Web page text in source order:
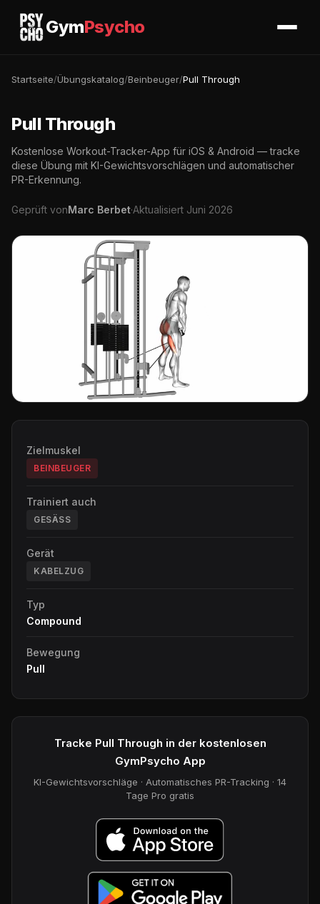
GymPsycho
Startseite/Übungskatalog/Beinbeuger/Pull Through
Pull Through
Kostenlose Workout-Tracker-App für iOS & Android — tracke
diese Übung mit KI-Gewichtsvorschlägen und automatischer
PR-Erkennung.
Geprüft vonMarc Berbet·Aktualisiert Juni 2026
Zielmuskel
BEINBEUGER
Trainiert auch
GESÄSS
Gerät
KABELZUG
Typ
Compound
Bewegung
Pull
Tracke Pull Through in der kostenlosen
GymPsycho App
KI-Gewichtsvorschläge · Automatisches PR-Tracking · 14
Tage Pro gratis